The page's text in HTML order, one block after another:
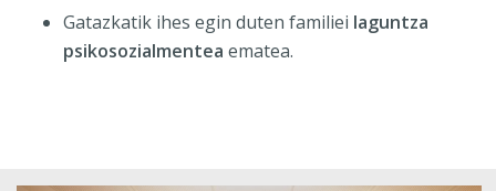
Gatazkatik ihes egin duten familiei laguntza
psikosozialmentea ematea.